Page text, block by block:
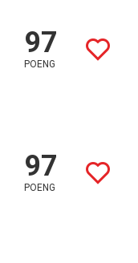
97
POENG
97
POENG